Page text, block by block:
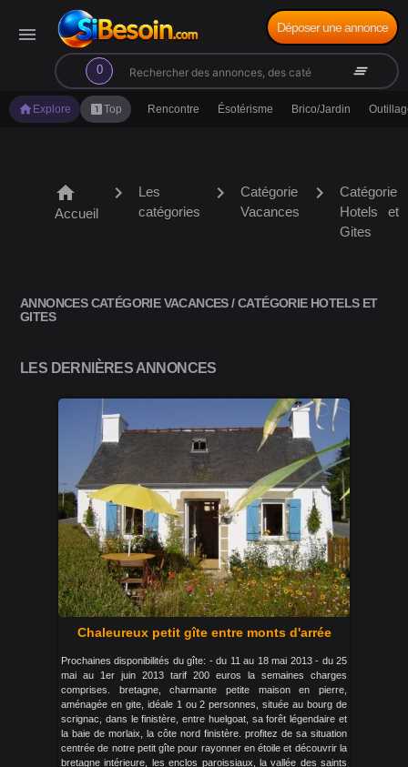
menu
0
search clear_all
Déposer une annonce
home Explore looks_oneTop Rencontre Ésotérisme Brico/Jardin
home
Accueil
chevron_right
Les
catégories
chevron_right
Catégorie
Vacances
chevron_right
Catégorie
Hotels et
Gites
ANNONCES CATÉGORIE VACANCES / CATÉGORIE HOTELS ET
GITES
LES DERNIÈRES ANNONCES
Chaleureux petit gîte entre monts d'arrée
Prochaines disponibilités du gîte: - du 11 au 18 mai 2013 - du 25
mai au 1er juin 2013 tarif 200 euros la semaines charges
comprises. bretagne, charmante petite maison en pierre,
aménagée en gite, idéale 1 ou 2 personnes, située au bourg de
scrignac, dans le finistère, entre huelgoat, sa forêt légendaire et
la baie de morlaix, la côte nord finistère. profitez de sa situation
centrée de notre petit gîte pour rayonner en étoile et découvrir la
bretagne intérieure, les enclos paroissiaux, la vallée des saints